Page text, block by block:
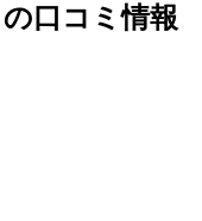
口コミ情報